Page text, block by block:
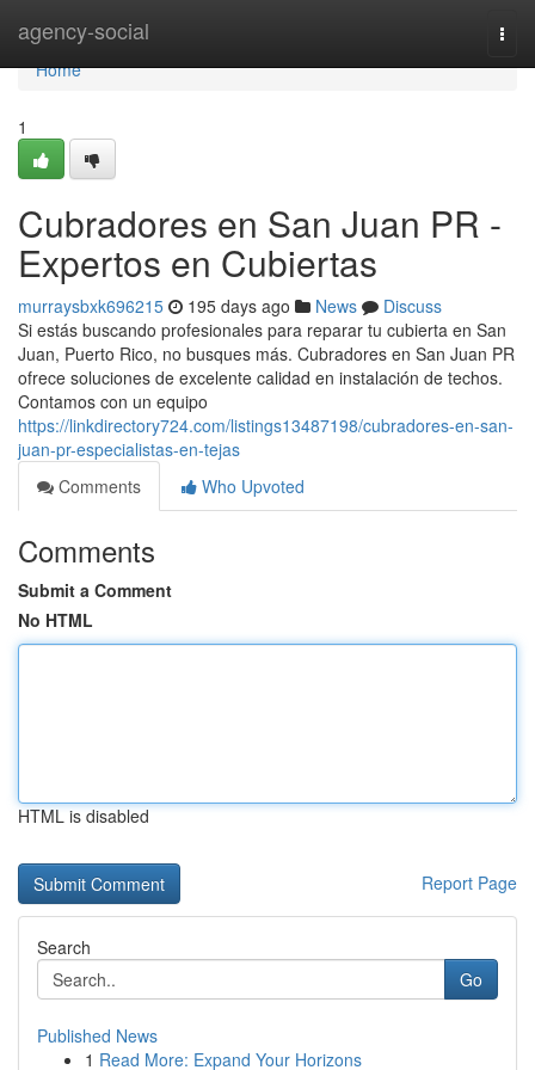
agency-social
Home
Home
1
Cubradores en San Juan PR -
Expertos en Cubiertas
murraysbxk696215 195 days ago News
Discuss
Si estás buscando profesionales para reparar tu cubierta en San
Juan, Puerto Rico, no busques más. Cubradores en San Juan PR
ofrece soluciones de excelente calidad en instalación de techos.
Contamos con un equipo
https://linkdirectory724.com/listings13487198/cubradores-en-san-
juan-pr-especialistas-en-tejas
Comments
Who Upvoted
Comments
Submit a Comment
No HTML
HTML is disabled
Report Page
Search
Go
Published News
1 Read More: Expand Your Horizons